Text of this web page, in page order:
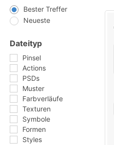
Bester Treffer
Neueste
Dateityp
Pinsel
Actions
PSDs
Muster
Farbverläufe
Texturen
Symbole
Formen
Styles